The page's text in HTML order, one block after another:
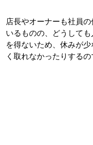
店長やオーナーも社員
いるものの、どうして
を得ないため、休みが
く取れなかったりする